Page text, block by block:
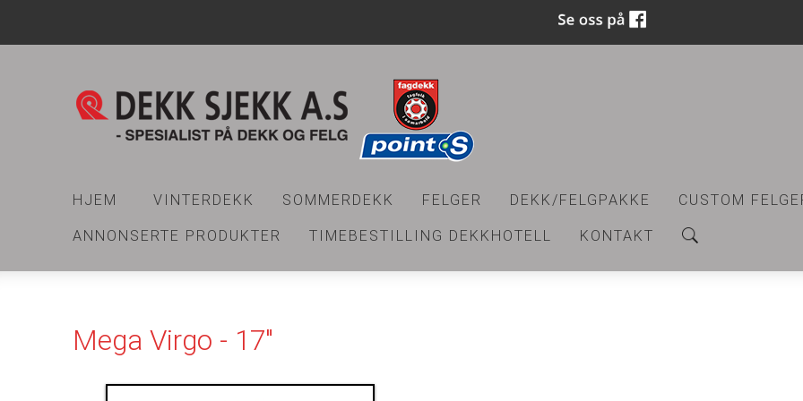
HJEM VINTERDEKK SOMMERDEKK FELGER DEKK/FELGPAKKE CUSTOM
ANNONSERTE PRODUKTER TIMEBESTILLING DEKKHOTELL KONTAKT
Mega Virgo - 17"